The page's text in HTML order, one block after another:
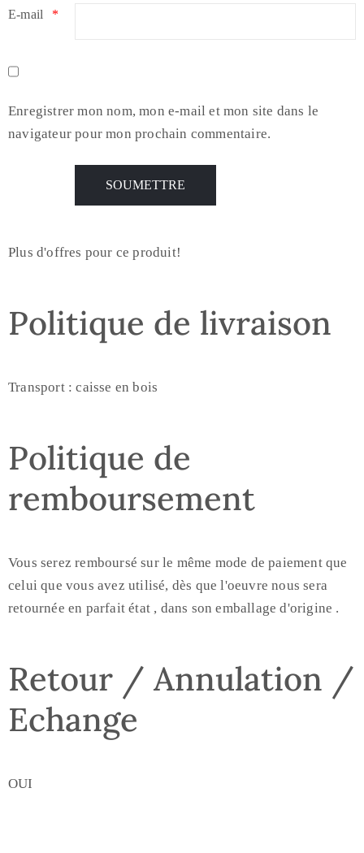
E-mail *
Enregistrer mon nom, mon e-mail et mon site dans le
navigateur pour mon prochain commentaire.
Plus d'offres pour ce produit!
Politique de livraison
Transport : caisse en bois
Politique de
remboursement
Vous serez remboursé sur le même mode de paiement que
celui que vous avez utilisé, dès que l'oeuvre nous sera
retournée en parfait état , dans son emballage d'origine .
Retour / Annulation /
Echange
OUI